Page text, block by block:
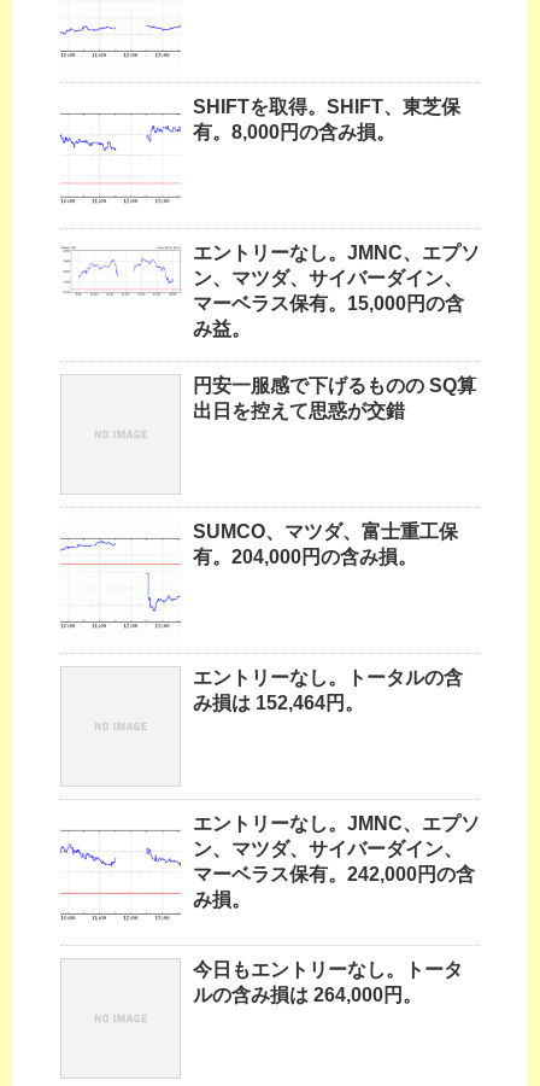
SHIFTを取得。SHIFT、東芝保
有。8,000円の含み損。
エントリーなし。JMNC、エプソ
ン、マツダ、サイバーダイン、
マーベラス保有。15,000円の含
み益。
円安一服感で下げるものの SQ算
出日を控えて思惑が交錯
SUMCO、マツダ、富士重工保
有。204,000円の含み損。
エントリーなし。トータルの含
み損は 152,464円。
エントリーなし。JMNC、エプソ
ン、マツダ、サイバーダイン、
マーベラス保有。242,000円の含
み損。
今日もエントリーなし。トータ
ルの含み損は 264,000円。